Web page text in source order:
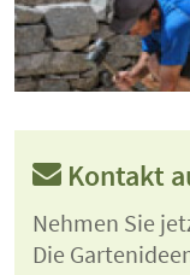
Kontakt
Nehmen Sie
Die